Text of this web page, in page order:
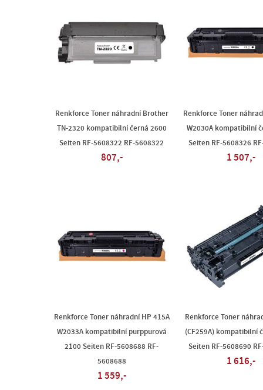
Renkforce Toner náhradní Brother
TN-2320 kompatibilní černá 2600
Seiten RF-5608322 RF-5608322
807,-
Renkforce Toner
W2030A kompatibilní
Seiten RF-5608326
1 507,-
Renkforce Toner náhradní HP 415A
W2033A kompatibilní purppurová
2100 Seiten RF-5608688 RF-
5608688
1 559,-
Renkforce Toner
(CF259A) kompatibilní
Seiten RF-5608690
1 616,-